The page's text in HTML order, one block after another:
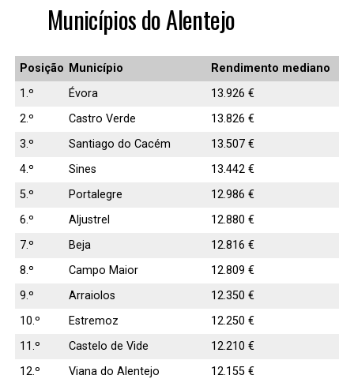
Municípios do Alentejo
Posição Município
Rendimento mediano
1.º
Évora
13.926 €
2.º
Castro Verde
13.826 €
3.º
Santiago do Cacém
13.507 €
4.º
Sines
13.442 €
5.º
Portalegre
12.986 €
6.º
Aljustrel
12.880 €
7.º
Beja
12.816 €
8.º
Campo Maior
12.809 €
9.º
Arraiolos
12.350 €
10.º
Estremoz
12.250 €
11.º
Castelo de Vide
12.210 €
12.º
Viana do Alentejo 12.155 €